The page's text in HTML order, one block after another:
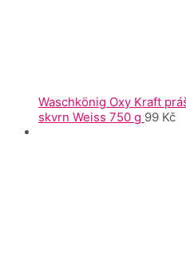
Waschkönig Oxy Kraft
skvrn Weiss 750 g 99 Kč